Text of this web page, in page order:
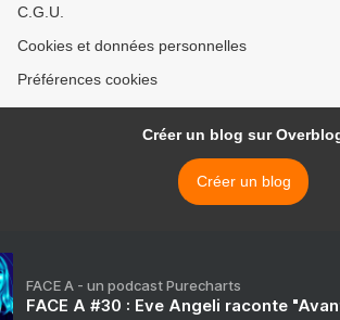
C.G.U.
Cookies et données personnelles
Préférences cookies
Créer un blog sur
Créer un blog
FACE A - un podcast Purecharts
FACE A #30 : Eve Angeli raconte